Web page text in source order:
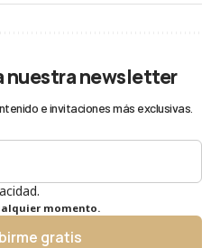
nuestra newsletter
e invitaciones más exclusivas.
momento.
gratis